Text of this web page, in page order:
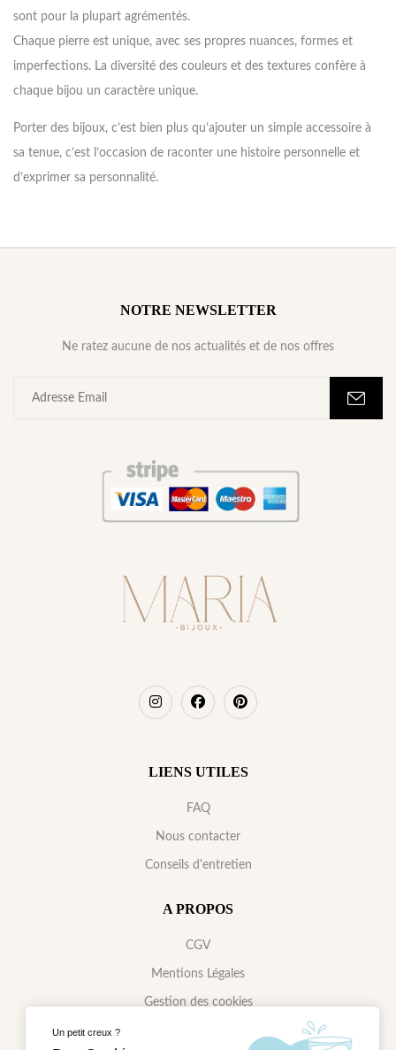
sont pour la plupart agrémentés.
Chaque pierre est unique, avec ses propres nuances, formes et
imperfections. La diversité des couleurs et des textures confère à
chaque bijou un caractère unique.
Porter des bijoux, c’est bien plus qu’ajouter un simple accessoire à
sa tenue, c’est l’occasion de raconter une histoire personnelle et
d’exprimer sa personnalité.
NOTRE NEWSLETTER
Ne ratez aucune de nos actualités et de nos offres
LIENS UTILES
FAQ
Nous contacter
Conseils d'entretien
A PROPOS
CGV
Mentions Légales
Gestion des cookies
Un petit creux ?